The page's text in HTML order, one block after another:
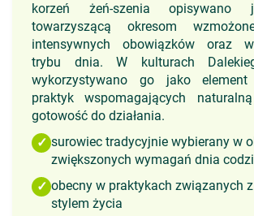
korzeń żeń-szenia opisywano
towarzyszącą okresom
intensywnych obowiązków oraz
trybu dnia. W kulturach
wykorzystywano go jako element
praktyk wspomagających
gotowość do działania.
✓ surowiec tradycyjnie wybierany w
zwiększonych wymagań dnia
✓ obecny w praktykach związanych
stylem życia